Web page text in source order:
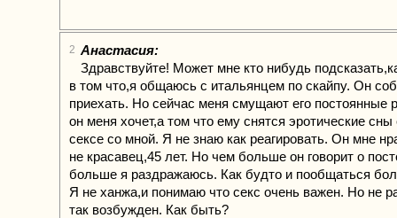
2 Анастасия:
Здравствуйте! Может мне кто нибудь
в том что,я общаюсь с итальянцем по скайпу. Он
приехать. Но сейчас меня смущают его постоянные
он меня хочет,а том что ему снятся эротические
сексе со мной. Я не знаю как реагировать. Он мне
не красавец,45 лет. Но чем больше он говорит о
больше я раздражаюсь. Как будто и пообщаться
Я не ханжа,и понимаю что секс очень важен. Но не
так возбужден. Как быть?